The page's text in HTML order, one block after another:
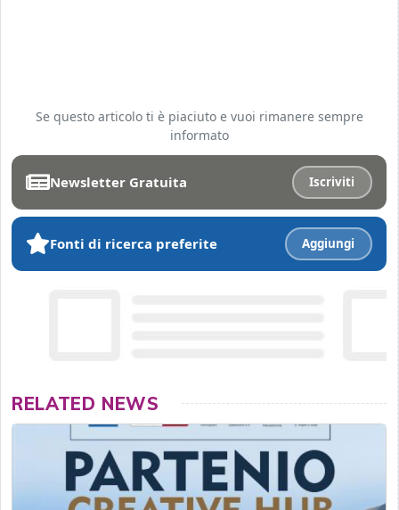
Se questo articolo ti è piaciuto e vuoi rimanere sempre
informato
Newsletter Gratuita Iscriviti
Fonti di ricerca preferite Aggiungi
RELATED NEWS